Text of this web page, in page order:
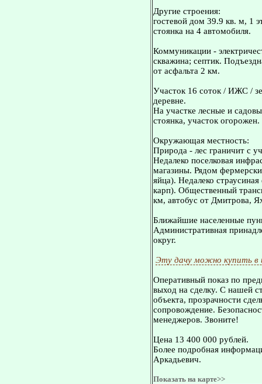
Другие строения:
гостевой дом 39.9 кв. м, 1
стоянка на 4 автомобиля.
Коммуникации -
скважина; септик.
от асфальта 2 км.
Участок 16 соток / ИЖС /
деревне.
На участке лесные и
стоянка, участок огорожен.
Окружающая местность:
Природа - лес граничит с
Недалеко поселковая
магазины. Рядом
яйца). Недалеко
карп). Общественный
км, автобус от Дмитрова,
Ближайшие населенные
Административная
округ.
Эту дачу можно купить в
Оперативный показ по
выход на сделку. С нашей
объекта, прозрачности
сопровождение.
менеджеров. Звоните!
Цена 13 400 000 рублей.
Более подробная
Аркадьевич.
Показать на карте>>